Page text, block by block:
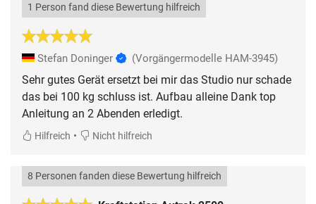
1 Person fand diese Bewertung hilfreich
Stefan Doninger (Vorgängermodelle HAM-3945)
Sehr gutes Gerät ersetzt bei mir das Studio nur schade
das bei 100 kg schluss ist. Aufbau alleine Dank top
Anleitung an 2 Abenden erledigt.
Hilfreich • Nicht hilfreich
8 Personen fanden diese Bewertung hilfreich